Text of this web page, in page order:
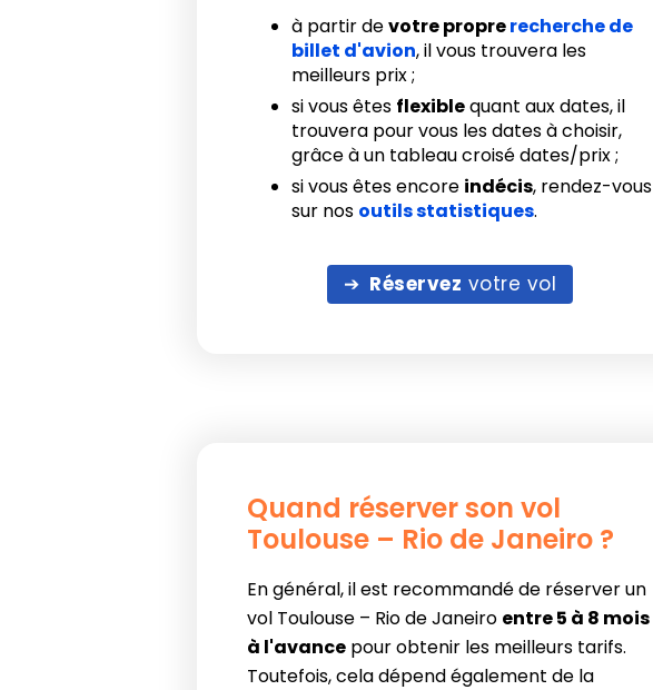
à partir devotre proprerecherche de
billet d'avion, il vous trouvera les
meilleurs prix ;
si vous êtes flexiblequant aux dates, il
trouvera pour vous les dates à choisir,
grâce à un tableau croisé dates/prix ;
si vous êtes encore indécis, rendez-vous
sur nos outils statistiques.
Réservez votre vol
Quand réserver son vol
Toulouse – Rio de Janeiro ?
En général, il est recommandé de réserver un
vol Toulouse – Rio de Janeiro entre 5 à 8 mois
à l'avance pour obtenir les meilleurs tarifs.
Toutefois, cela dépend également de la